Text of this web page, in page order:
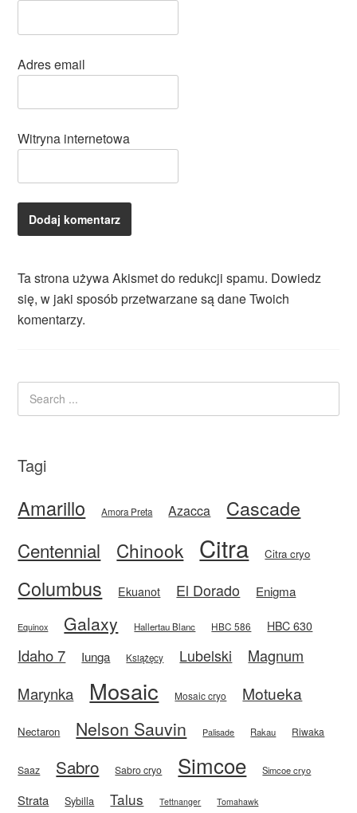
Adres email
Witryna internetowa
Ta strona używa Akismet do redukcji spamu. Dowiedz
się, w jaki sposób przetwarzane są dane Twoich
komentarzy.
Tagi
Amarillo Amora Preta Azacca Cascade
Centennial Chinook Citra Citra cryo
Columbus Ekuanot El Dorado Enigma
Equinox Galaxy Hallertau Blanc HBC 586 HBC 630
Idaho 7 Iunga Książęcy Lubelski
Magnum
Marynka
Mosaic Mosaic cryo Motueka
Nectaron Nelson Sauvin Palisade Rakau Riwaka
Saaz Sabro Sabro cryo Simcoe Simcoe cryo
Strata Sybilla Talus Tettnanger Tomahawk